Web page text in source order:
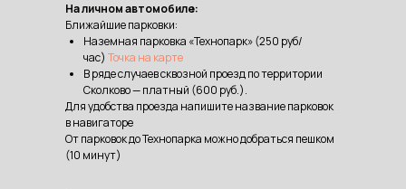
На личном автомобиле:
Ближайшие парковки:
Наземная парковка «Технопарк» (250 руб/
час) Точка на карте
В ряде случаев сквозной проезд по территории
Сколково — платный (600 руб.).
Для удобства проезда напишите название парковок
в навигаторе
От парковок до Технопарка можно добраться пешком
(10 минут)